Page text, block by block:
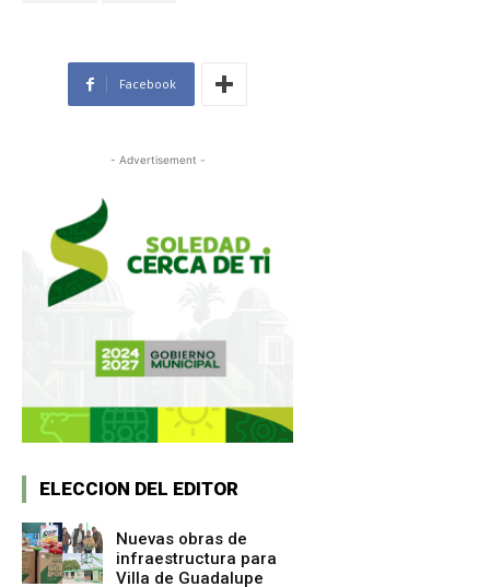
Facebook
- Advertisement -
ELECCION DEL EDITOR
Nuevas obras de
infraestructura para
Villa de Guadalupe